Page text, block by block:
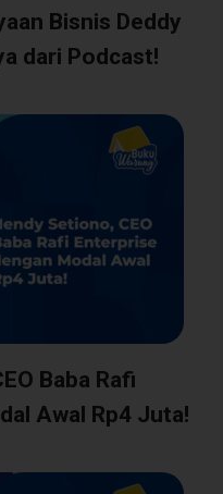
Bisnis Deddy
dari Podcast!
Baba Rafi
Awal Rp4 Juta!